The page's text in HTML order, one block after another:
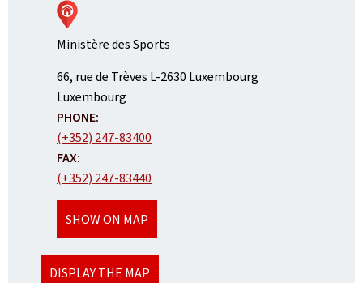
Ministère des Sports
ADDRESS:
66, rue de Trèves L-2630 Luxembourg
Luxembourg
PHONE:
(+352) 247-83400
FAX:
(+352) 247-83440
SHOW ON MAP
DISPLAY THE MAP